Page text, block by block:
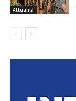
Attualità